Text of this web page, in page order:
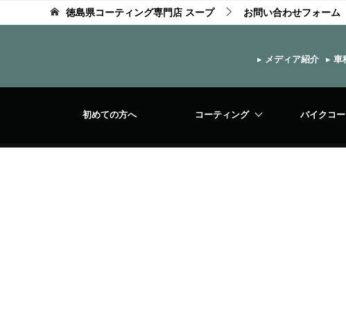
徳島県コーティング専門店 スープ お問い合わせフォーム
▸ メディア紹介 ▸ 車
初めての方へ コーティング バイクコ